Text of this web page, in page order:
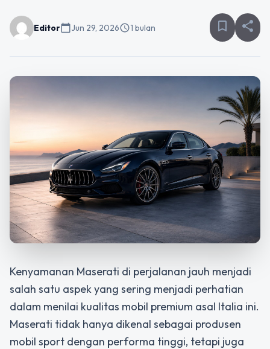
Editorcalendar_todayJun 29, 2026schedule1 bulan bookmark_border share
Kenyamanan Maserati di perjalanan jauh menjadi
salah satu aspek yang sering menjadi perhatian
dalam menilai kualitas mobil premium asal Italia ini.
Maserati tidak hanya dikenal sebagai produsen
mobil sport dengan performa tinggi, tetapi juga